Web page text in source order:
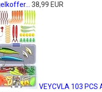
38,99 EUR
VEYCVLA 103 PCS